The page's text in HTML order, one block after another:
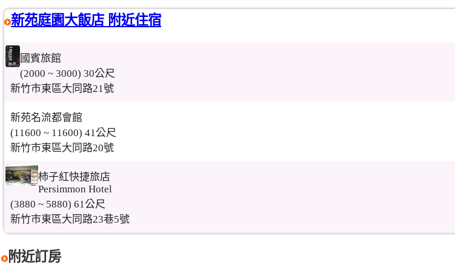
新苑庭園大飯店 附近住宿
國賓旅館
(2000 ~ 3000) 30公尺
新竹市東區大同路21號
新苑名流都會館
(11600 ~ 11600) 41公尺
新竹市東區大同路20號
柿子紅快捷旅店
Persimmon Hotel
(3880 ~ 5880) 61公尺
新竹市東區大同路23巷5號
附近訂房